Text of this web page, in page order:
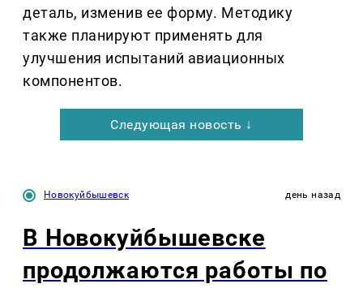
деталь, изменив ее форму. Методику
также планируют применять для
улучшения испытаний авиационных
компонентов.
Следующая новость ↓
Новокуйбышевск день назад
В Новокуйбышевске
продолжаются работы по